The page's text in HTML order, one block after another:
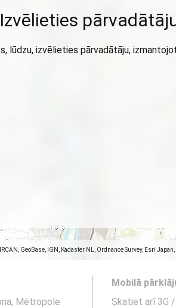
GeoBase, IGN, Kadaster NL, Ordnance Survey, Esri
Izvēlieties
lūdzu, izvēlieties pārvadātāju,
Métropole
Mobilā
Skatiet arī 3G